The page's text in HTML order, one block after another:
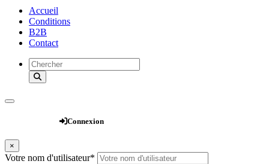
Accueil
Conditions
B2B
Contact
Connexion
×
Votre nom d'utilisateur*